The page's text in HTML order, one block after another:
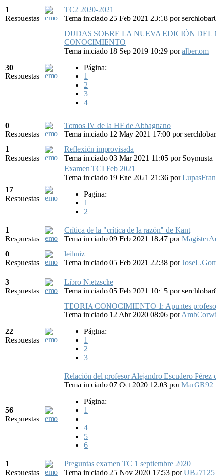
1
Respuestas
TC2 2020-2021
Tema iniciado 25 Feb 2021 23:18 por
30
Respuestas
DUDAS SOBRE LA NUEVA EDICIÓN
CONOCIMIENTO
Tema iniciado 18 Sep 2019 10:29 poralbertom
Página:
1
2
3
4
0
Respuestas
Tomos IV de la HF de Abbagnano
Tema iniciado 12 May 2021 17:00 por
1
Respuestas
Reflexión improvisada
Tema iniciado 03 Mar 2021 11:05 por Soymusta
17
Respuestas
Examen TCI Feb 2021
Tema iniciado 19 Ene 2021 21:36 por
Página:
1
2
1
Respuestas
Crítica de la "crítica de la razón" de Kant
Tema iniciado 09 Feb 2021 18:47 por
0
Respuestas
leibniz
Tema iniciado 05 Feb 2021 22:38 por
3
Respuestas
Libro Nietzsche
Tema iniciado 05 Feb 2021 10:15 por
22
Respuestas
TEORIA CONOCIMIENTO 1: Apuntes
Tema iniciado 12 Abr 2020 08:06 por
Página:
1
2
3
56
Respuestas
Relación del profesor Alejandro Escudero Pérez
Tema iniciado 07 Oct 2020 12:03 porMarGR92
Página:
1
...
4
5
6
1
Respuestas
Preguntas examen TC 1 septiembre 2020
Tema iniciado 25 Nov 2020 17:53 porUB27125